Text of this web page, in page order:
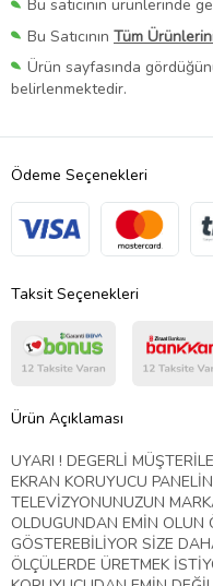
Bu satıcının ürünlerinde
Bu Satıcının Tüm
Ürün sayfasında
belirlenmektedir.
Ödeme Seçenekleri
Taksit Seçenekleri
Ürün Açıklaması
UYARI ! DEGERLİ
EKRAN KORUYUCU
TELEVİZYONUNUZUN
OLDUGUNDAN EMİN OLUN
GÖSTEREBİLİYOR SİZE
ÖLÇÜLERDE ÜRETMEK